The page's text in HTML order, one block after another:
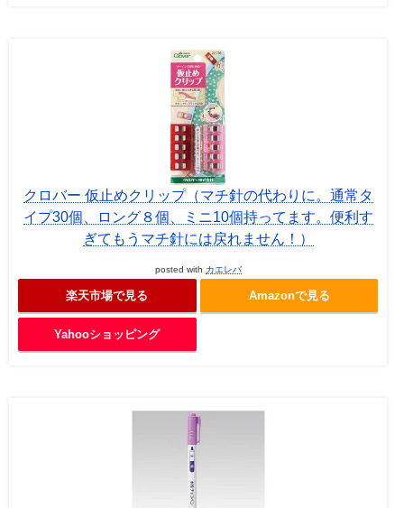
クロバー 仮止めクリップ（マチ針の代わりに。通常タ
イプ30個、ロング８個、ミニ10個持ってます。便利す
ぎてもうマチ針には戻れません！）
posted with カエレバ
楽天市場で見る Amazonで見る
Yahooショッピング